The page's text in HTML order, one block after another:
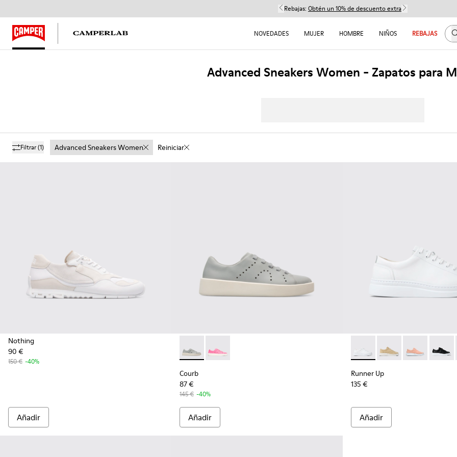
Rebajas: Obtén un 10% de descuento extra
NOVEDADES MUJER HOMBRE NIÑOS REBAJAS
Advanced Sneakers Women - Zapatos para
Filtrar(1) Advanced Sneakers Women Reiniciar
Nothing
90 €
150 € -40%
Añadir
Courb - K200828-021 - Sneaker en gris para mujer
Courb - K200828-014 - Pink
Courb
87 €
145 € -40%
Añadir
Runner Up - K200508-041 -
Runner Up -Runner Up -
Runner Up
135 €
Añadir